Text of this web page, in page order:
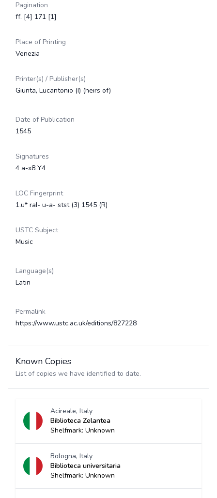
Pagination
ff. [4] 171 [1]
Place of Printing
Venezia
Printer(s) / Publisher(s)
Giunta, Lucantonio (I) (heirs of)
Date of Publication
1545
Signatures
4 a-x8 Y4
LOC Fingerprint
1.u* raI- u-a- stst (3) 1545 (R)
USTC Subject
Music
Language(s)
Latin
Permalink
https://www.ustc.ac.uk/editions/827228
Known Copies
List of copies we have identified to date.
Acireale, Italy
Biblioteca Zelantea
Shelfmark: Unknown
Bologna, Italy
Biblioteca universitaria
Shelfmark: Unknown